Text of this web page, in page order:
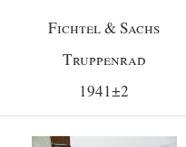
Fichtel & Sachs
Truppenrad
1941±2